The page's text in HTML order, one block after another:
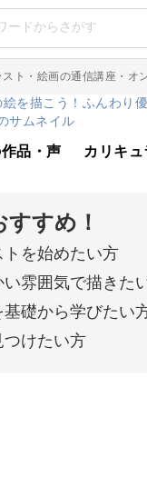
スト・絵画の通信講座・オ
品・声 カリキュ
すめ！
を始めたい方
雰囲気で描きた
礎から学びたい
けたい方